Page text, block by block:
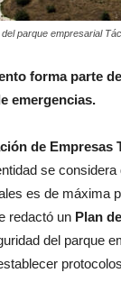
parque empresarial
forma parte
emergencias.
de Empresas
se considera
es de máxima
redactó un Plan
del parque